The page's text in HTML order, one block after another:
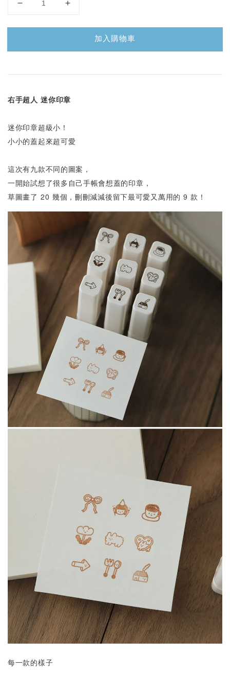
加入購物車
右手超人 迷你印章
迷你印章超級小！
小小的蓋起來超可愛
這次有九款不同的圖案，
一開始試想了很多自己手帳會想蓋的印章，
草圖畫了 20 幾個，刪刪減減後留下最可愛又萬用的 9 款！
每一款的樣子